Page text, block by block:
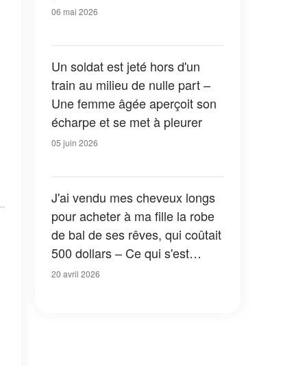
06 mai 2026
Un soldat est jeté hors d'un
train au milieu de nulle part –
Une femme âgée aperçoit son
écharpe et se met à pleurer
05 juin 2026
J'ai vendu mes cheveux longs
pour acheter à ma fille la robe
de bal de ses rêves, qui coûtait
500 dollars – Ce qui s'est
passé lorsqu'elle est montée
20 avril 2026